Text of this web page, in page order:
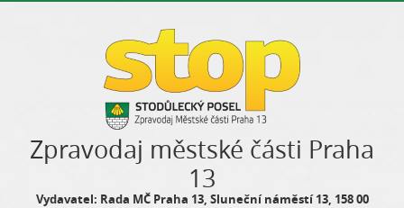
Zpravodaj městské části Praha
13
Vydavatel: Rada MČ Praha 13, Sluneční náměstí 13, 158 00